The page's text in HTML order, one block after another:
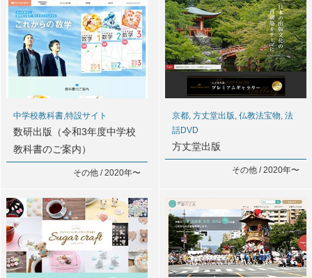
中学校教科書,特設サイト
数研出版（令和3年度中学校
教科書のご案内）
その他 / 2020年〜
京都, 方丈堂出版, 仏教法宝物, 法
話DVD
方丈堂出版
その他 / 2020年〜